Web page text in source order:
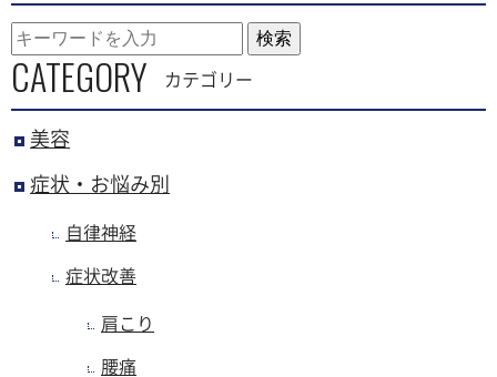
検索
CATEGORY カテゴリー
美容
症状・お悩み別
自律神経
症状改善
肩こり
腰痛